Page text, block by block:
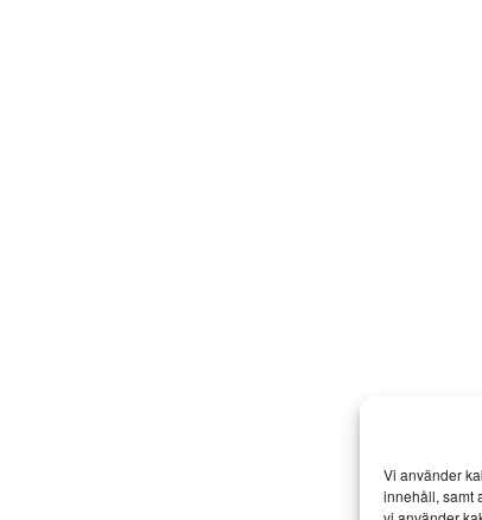
Vi använder
innehåll, samt